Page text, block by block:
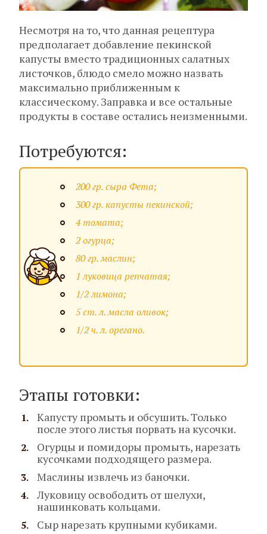
Несмотря на то, что данная рецептура
предполагает добавление пекинской
капусты вместо традиционных салатных
листочков, блюдо смело можно назвать
максимально приближенным к
классическому. Заправка и все остальные
продукты в составе остались неизменными.
Потребуются:
200 гр. сыра Фета;
300 гр. капусты пекинской;
4 томата;
2 огурца;
80 гр. маслин;
1 луковица репчатая;
1/2 лимона;
5 ст. л. масла оливок;
1/2 ч. л. орегано.
Этапы готовки:
Капусту промыть и обсушить. Только
после этого листья порвать на кусочки.
Огурцы и помидоры промыть, нарезать
кусочками подходящего размера.
Маслины извлечь из баночки.
Луковицу освободить от шелухи,
нашинковать кольцами.
Сыр нарезать крупными кубиками.